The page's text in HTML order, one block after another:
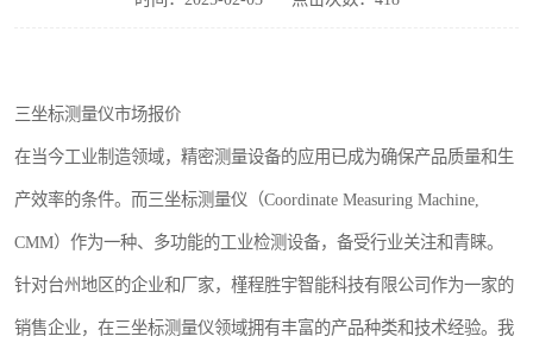
三坐标测量仪市场报价
在当今工业制造领域，精密测量设备的应用已成为确保产品质量和生
产效率的条件。而三坐标测量仪（Coordinate Measuring Machine,
CMM）作为一种、多功能的工业检测设备，备受行业关注和青睐。
针对台州地区的企业和厂家，槿程胜宇智能科技有限公司作为一家的
销售企业，在三坐标测量仪领域拥有丰富的产品种类和技术经验。我
三坐标测量仪
洛氏硬度计
布洛维硬度计
镶嵌机